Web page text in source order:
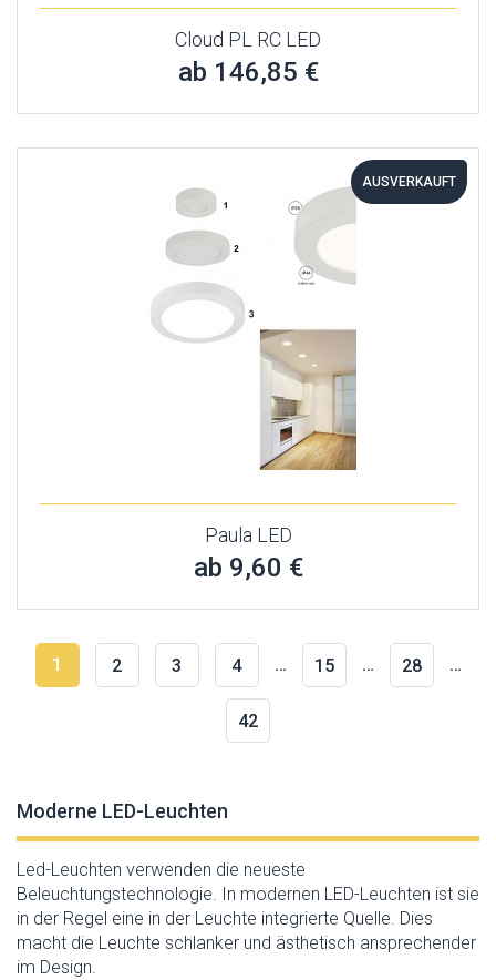
Cloud PL RC LED
ab 146,85 €
AUSVERKAUFT
Paula LED
ab 9,60 €
1 2 3 4 … 15 … 28 …
42
Moderne LED-Leuchten
Led-Leuchten verwenden die neueste
Beleuchtungstechnologie. In modernen LED-Leuchten ist sie
in der Regel eine in der Leuchte integrierte Quelle. Dies
macht die Leuchte schlanker und ästhetisch ansprechender
im Design.